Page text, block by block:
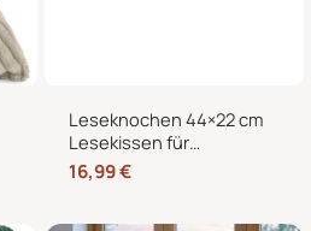
Leseknochen 44×22 cm
Lesekissen für
Erwachsene –
Nackenkissen in
16,99€